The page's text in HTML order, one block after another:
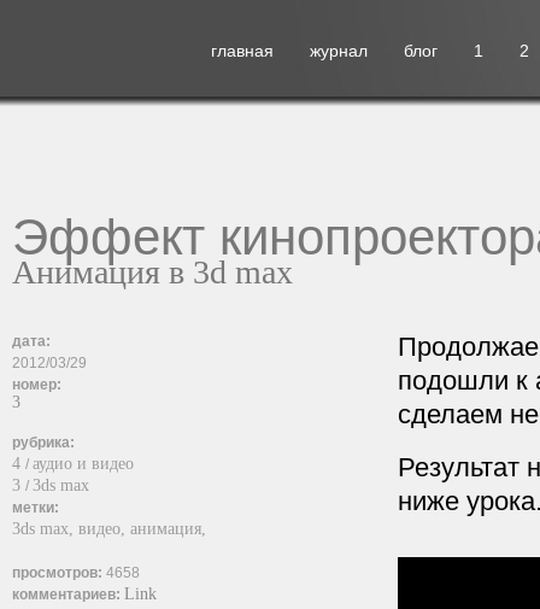
главная журнал блог 1 2
Эффект
Анимация в 3d max
дата:
2012/03/29
номер:
3
рубрика:
4 / аудио и видео
3 / 3ds max
метки:
3ds max, видео, анимация,
просмотров: 4658
комментариев: Link
подошли к
сделаем
Результат
ниже